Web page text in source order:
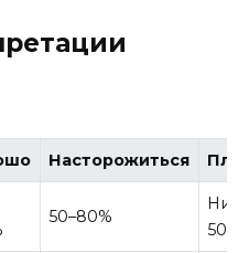
Насторожиться
50–80%
50%